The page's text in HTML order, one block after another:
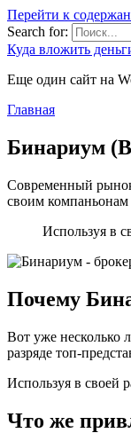
Перейти к
Search for:
Куда вложить
Еще один сайт на
Главная
Бинариум
Современный
своим
Используя в
Почему
Вот уже несколько
разряде топ-
Используя в своей
Что же